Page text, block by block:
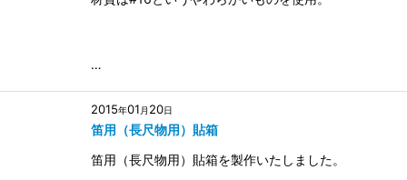
…
2015年01 月 20日
笛用（長尺物用）貼箱
笛用（長尺物用）貼箱を製作いたしました。